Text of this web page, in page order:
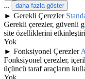
... daha fazla göster
► Gerekli Çerezler
Gerekli çerezler, güvenli
site özelliklerini
Yok
► Fonksiyonel Çerezler
Fonksiyonel çerezler,
üçüncü taraf araçların
Yok